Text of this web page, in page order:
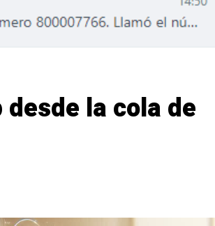
la cola de